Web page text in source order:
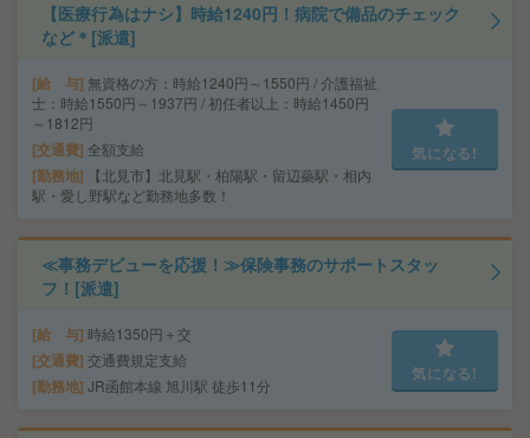
【医療行為はナシ】時給1240円！病院で備品のチェック
など＊[派遣]
給 与 無資格の方：時給1240円～1550円 / 介護福祉
士：時給1550円～1937円 / 初任者以上：時給1450円
～1812円
交通費 全額支給
勤務地
【北見市】北見駅・柏陽駅・留辺蘂駅・相内
駅・愛し野駅など勤務地多数！
気になる!
≪事務デビューを応援！≫保険事務のサポートスタッ
フ！[派遣]
給 与 時給1350円＋交
交通費 交通費規定支給
勤務地 JR函館本線 旭川駅 徒歩11分
気になる!